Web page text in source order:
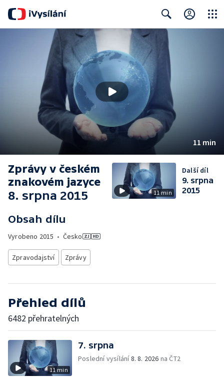
Search
11 min
Zprávy v českém
znakovém jazyce
8. srpna 2015
Obsah dílu
Vyrobeno 2015 • Česko
Zpravodajství Zprávy
11 min
Další díl
9. srpna
2015
Přehled dílů
6482 přehratelných
11 min
7. srpna
Poslední vysílání8. 8. 2026 na ČT2